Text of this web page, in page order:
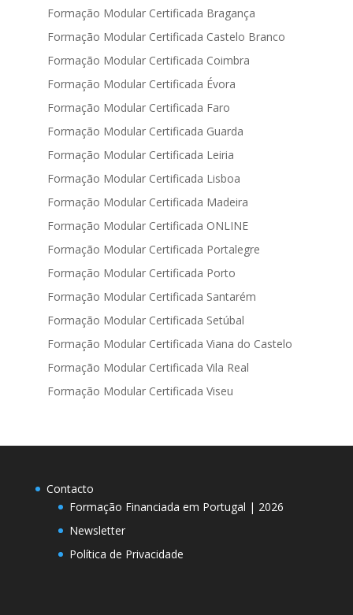
Formação Modular Certificada Bragança
Formação Modular Certificada Castelo Branco
Formação Modular Certificada Coimbra
Formação Modular Certificada Évora
Formação Modular Certificada Faro
Formação Modular Certificada Guarda
Formação Modular Certificada Leiria
Formação Modular Certificada Lisboa
Formação Modular Certificada Madeira
Formação Modular Certificada ONLINE
Formação Modular Certificada Portalegre
Formação Modular Certificada Porto
Formação Modular Certificada Santarém
Formação Modular Certificada Setúbal
Formação Modular Certificada Viana do Castelo
Formação Modular Certificada Vila Real
Formação Modular Certificada Viseu
Contacto
Formação Financiada em Portugal | 2026
Newsletter
Política de Privacidade